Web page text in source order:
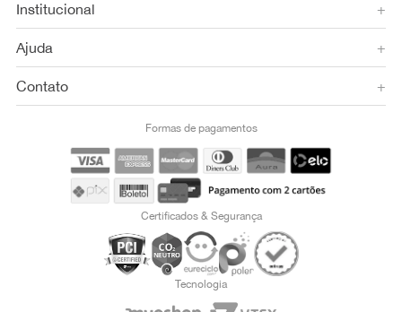
Institucional +
Ajuda +
Contato +
Formas de pagamentos
Certificados & Segurança
Tecnologia